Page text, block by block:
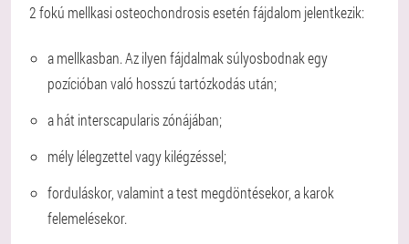
2 fokú mellkasi osteochondrosis esetén fájdalom jelentkezik:
a mellkasban. Az ilyen fájdalmak súlyosbodnak egy
pozícióban való hosszú tartózkodás után;
a hát interscapularis zónájában;
mély lélegzettel vagy kilégzéssel;
forduláskor, valamint a test megdöntésekor, a karok
felemelésekor.